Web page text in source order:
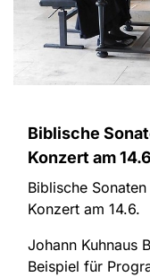
Biblische
Konzert am
Biblische
Konzert am 14.6.
Johann Kuhnaus
Beispiel für